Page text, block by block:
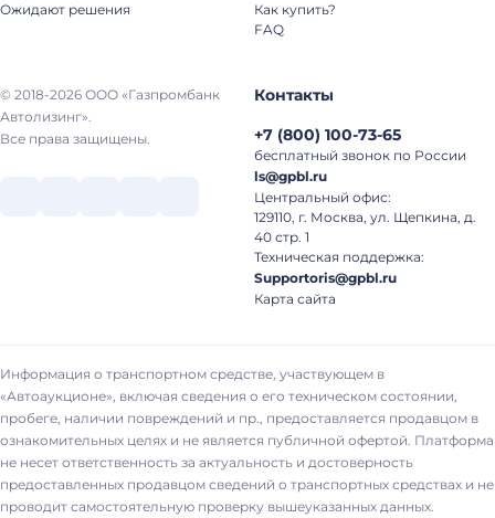
© 2018-2026 ООО «Газпромбанк
Автолизинг».
Все права защищены.
Ожидают решения
Как купить?
FAQ
Контакты
+7 (800) 100-73-65
бесплатный звонок по России
ls@gpbl.ru
Центральный офис:
129110, г. Москва, ул. Щепкина, д.
40 стр. 1
Техническая поддержка:
Supportoris@gpbl.ru
Карта сайта
Информация о транспортном средстве, участвующем в
«Автоаукционе», включая сведения о его техническом состоянии,
пробеге, наличии повреждений и пр., предоставляется продавцом в
ознакомительных целях и не является публичной офертой. Платформа
не несет ответственность за актуальность и достоверность
предоставленных продавцом сведений о транспортных средствах и не
проводит самостоятельную проверку вышеуказанных данных.